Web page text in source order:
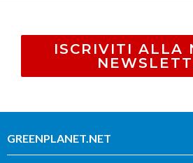
ISCRIVITI ALLA
GREENPLANET.NET